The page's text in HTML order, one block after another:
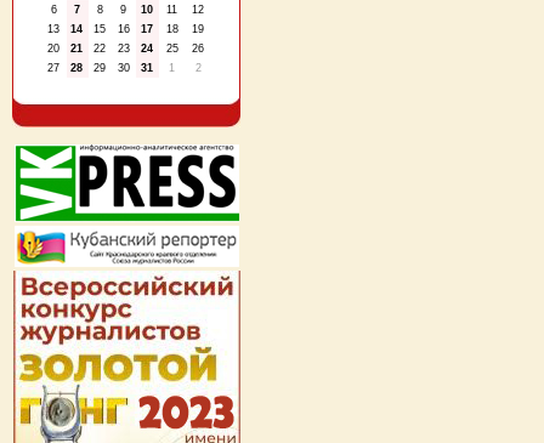
6
7 8 9 10 11
12
13
14 15 16 17 18
19
20
21 22 23 24 25
26
27
28 29 30 31 1 2